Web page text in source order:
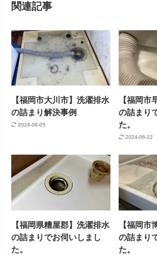
関連記事
【福岡市大川市】洗濯排水
の詰まり解決事例
2024-08-05
【福岡市
の詰まり
た。
2024-06-22
【福岡県糟屋郡】洗濯排水
の詰まりでお伺いしまし
た。
【福岡市
の詰まり
た。